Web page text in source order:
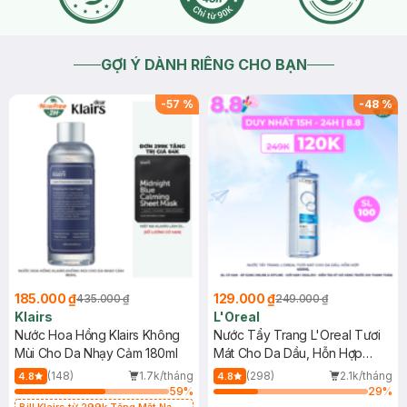
GỢI Ý DÀNH RIÊNG CHO BẠN
-57 %
185.000 ₫435.000 ₫
Klairs
Nước Hoa Hồng Klairs Không
Mùi Cho Da Nhạy Cảm 180ml
4.8 (148)
1.7k/tháng
59%
-48%
129.000 ₫249.000 ₫
L'Oreal
Nước Tẩy Trang L'Oreal Tươi
Mát Cho Da Dầu, Hỗn Hợp
400ml
4.8 (298)
2.1k/tháng
29%